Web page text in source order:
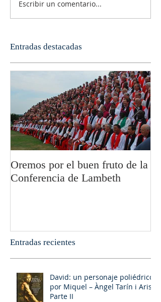
Escribir un comentario...
Entradas destacadas
Oremos por el buen fruto de la
Conferencia de Lambeth
Entradas recientes
David: un personaje poliédrico,
por Miquel – Àngel Tarín i Arisó
Parte II